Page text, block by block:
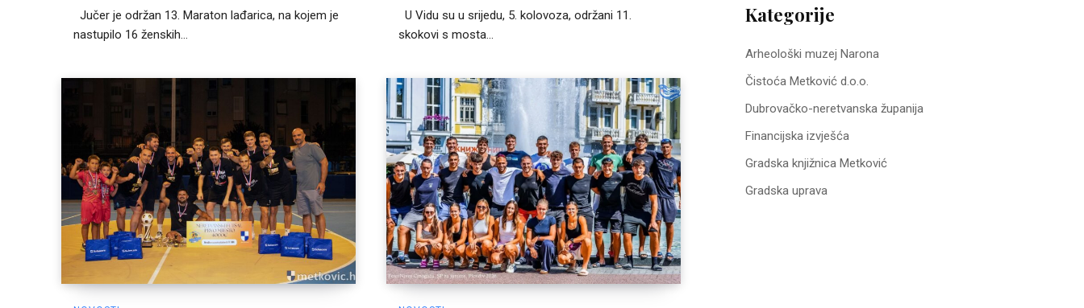
Jučer je održan 13. Maraton lađarica, na kojem je
nastupilo 16 ženskih...
U Vidu su u srijedu, 5. kolovoza, održani 11.
skokovi s mosta...
Kategorije
Arheološki muzej Narona
Čistoća Metković d.o.o.
Dubrovačko-neretvanska županija
Financijska izvješća
Gradska knjižnica Metković
Gradska uprava